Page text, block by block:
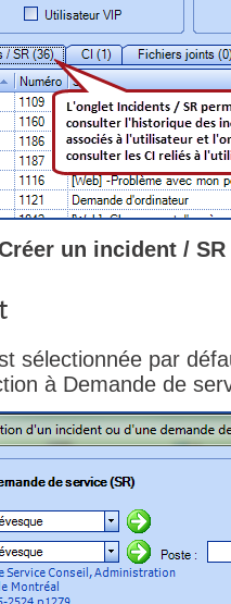
un incident / SR
sélectionnée par
à Demande de